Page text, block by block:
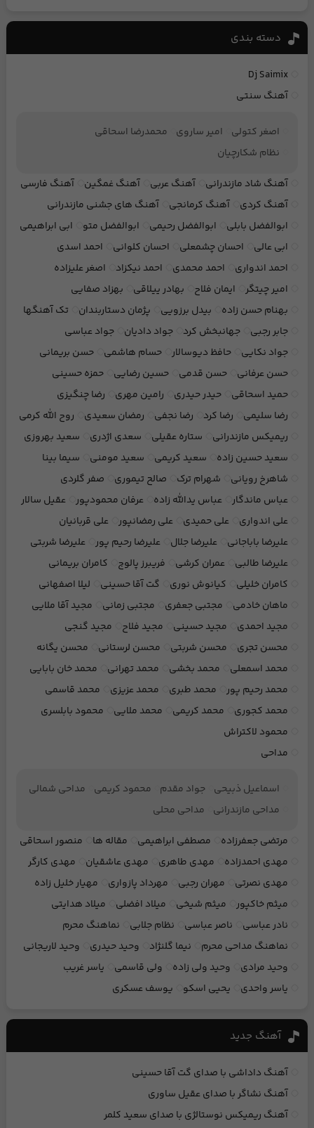
دسته بندی
Dj Saimix
آهنگ سنتی
اصغر کتولی امیر ساروی
محمدرضا اسحاقی
نظام شکارچیان
آهنگ شاد مازندرانی
آهنگ عربی آهنگ غمگین
آهنگ فارسی
آهنگ کردی
آهنگ کرمانجی
آهنگ های جشنی مازندرانی
ابوالفضل بابلی
ابوالفضل رحیمی ابوالفضل متو
ابی ابراهیمی
ابی عالی
احسان چشمعلی احسان کلوانی
احمد اسدی
احمد اندواری
احمد محمدی احمد نیکزاد
اصغر علیزاده
امیر چیتگر
ایمان فلاح بهادر ییلاقی
بهزاد صفایی
بهنام حسن زاده
بیدل برزویی پژمان دستاربندان
تک آهنگها
جابر رجبی
جهانبخش کرد جواد دادیان
جواد عباسی
جواد نکایی
حافظ دیوسالار حسام هاشمی
حسن بریمانی
حسن عرفانی
حسن قدمی حسین رضایی
حمزه حسینی
حمید اسحاقی
حیدر حیدری رامین مهری
رضا چنگیزی
رضا سلیمی
رضا کرد رضا نجفی رمضان سعیدی
روح الله کرمی
ریمیکس مازندرانی
ستاره عقیلی سعدی اژدری
سعید بهروزی
سعید حسین زاده
سعید کریمی سعید مومنی
سیما بینا
شاهرخ رویانی
شهرام ترک صالح تیموری
صفر گلردی
عباس ماندگار
عباس یدالله زاده عرفان محمودپور
عقیل سالار
علی اندواری
علی حمیدی علی رمضانپور
علی قربانیان
علیرضا باباجانی
علیرضا جلال علیرضا رحیم پور
علیرضا شربتی
علیرضا طالبی
عمران کرشی فریبرز پالوج
کامران بریمانی
کامران خلیلی
کیانوش نوری گت آقا حسینی
لیلا اصفهانی
ماهان خادمی
مجتبی جعفری مجتبی زمانی
مجید آقا ملایی
مجید احمدی
مجید حسینی مجید فلاح
مجید گنجی
محسن تجری
محسن شربتی محسن لرستانی
محسن یگانه
محمد اسمعلی
محمد بخشی محمد تهرانی
محمد خان بابایی
محمد رحیم پور
محمد طبری محمد عزیزی
محمد قاسمی
محمد کجوری
محمد کریمی محمد ملایی
محمود بابلسری
محمود لاکتراش
مداحی
اسماعیل ذبیحی جواد مقدم محمود کریمی
مداحی شمالی
مداحی مازندرانی
مداحی محلی
مرتضی جعفرزاده
مصطفی ابراهیمی مقاله ها
منصور اسحاقی
مهدی احمدزاده
مهدی طاهری مهدی عاشقیان
مهدی کارگر
مهدی نصرتی
مهران رجبی مهرداد پازواری
مهیار خلیل زاده
میثم خاکپور
میثم شیخی میلاد افضلی
میلاد هدایتی
نادر عباسی
ناصر عباسی نظام جلابی
نماهنگ محرم
نماهنگ مداحی محرم
نیما گلنژاد وحید حیدری
وحید لاریجانی
وحید مرادی
وحید ولی زاده ولی قاسمی
یاسر غریب
یاسر واحدی
یحیی اسکو یوسف عسکری
آهنگ جديد
آهنگ داداشی با صدای گت آقا حسینی
آهنگ نشاگر با صدای عقیل ساوری
آهنگ ریمیکس نوستالژی با صدای سعید کلمر